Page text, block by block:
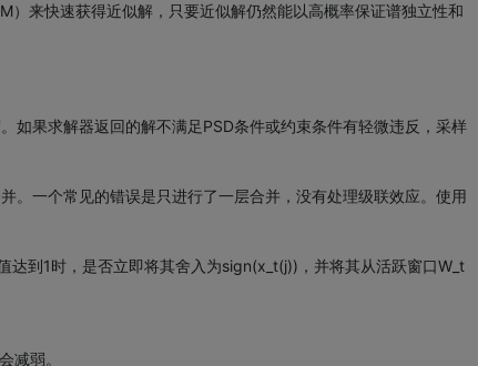
）来快速获得近似解，只要近似解仍然能以高概率保证谱独立性和
如果求解器返回的解不满足PSD条件或约束条件有轻微违反，采样
。一个常见的错误是只进行了一层合并，没有处理级联效应。使用
达到1时，是否立即将其舍入为sign(x_t(j))，并将其从活跃窗口W_t
减弱。